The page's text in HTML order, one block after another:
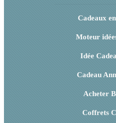
Cadeaux
Moteur
Idée
Cadeau
Acheter
Coffrets